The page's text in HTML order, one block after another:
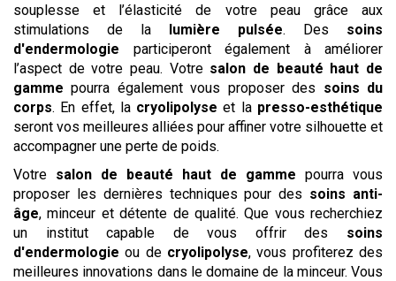
souplesse et l’élasticité de votre peau grâce aux
stimulations de la lumière pulsée. Des soins
d'endermologie participeront également à améliorer
l’aspect de votre peau. Votre salon de beauté haut de
gamme pourra également vous proposer des soins du
corps. En effet, la cryolipolyse et la presso-esthétique
seront vos meilleures alliées pour affiner votre silhouette et
accompagner une perte de poids.
Votre salon de beauté haut de gamme pourra vous
proposer les dernières techniques pour des soins anti-
âge, minceur et détente de qualité. Que vous recherchiez
un institut capable de vous offrir des soins
d'endermologie ou de cryolipolyse, vous profiterez des
meilleures innovations dans le domaine de la minceur. Vous